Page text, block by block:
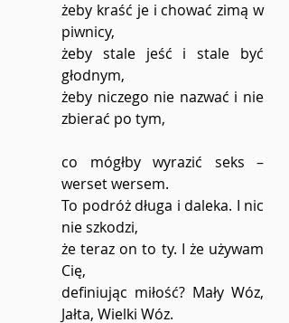
żeby kraść je i chować zimą w
piwnicy,
żeby stale jeść i stale być
głodnym,
żeby niczego nie nazwać i nie
zbierać po tym,
co mógłby wyrazić seks –
werset wersem.
To podróż długa i daleka. I nic
nie szkodzi,
że teraz on to ty. I że używam
Cię,
definiując miłość? Mały Wóz,
Jałta, Wielki Wóz.